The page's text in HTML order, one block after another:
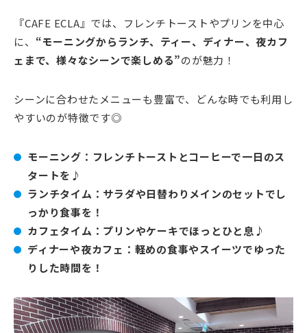
『CAFE ECLA』では、フレンチトーストやプリンを中心
に、 “モーニングからランチ、ティー、ディナー、夜カフ
ェまで、様々なシーンで楽しめる”のが魅力！
シーンに合わせたメニューも豊富で、どんな時でも利用し
やすいのが特徴です◎
モーニング：フレンチトーストとコーヒーで一日のス
タートを♪
ランチタイム：サラダや日替わりメインのセットでし
っかり食事を！
カフェタイム：プリンやケーキでほっとひと息♪
ディナーや夜カフェ：軽めの食事やスイーツでゆった
りした時間を！